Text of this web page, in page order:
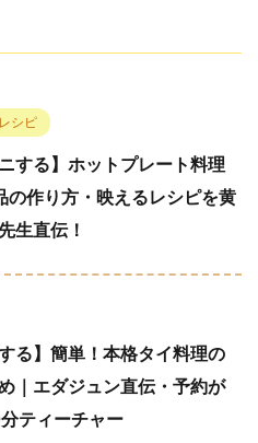
レシピ
ニする】ホットプレート料理
の作り方・映えるレシピを黄
生直伝！
する】簡単！本格タイ料理の
｜エダジュン直伝・予約が
ティーチャー